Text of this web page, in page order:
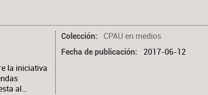
la iniciativa
al…
Colección CPAU en medios
Fecha de publicación 2017-06-12